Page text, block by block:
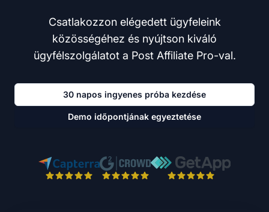
Csatlakozzon elégedett ügyfeleink
közösségéhez és nyújtson kiváló
ügyfélszolgálatot a Post Affiliate Pro-val.
30 napos ingyenes próba kezdése
Demo időpontjának egyeztetése